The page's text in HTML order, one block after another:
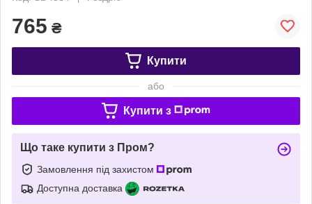
765 ₴
Купити
або
Купити з
Що таке купити з Пром?
Замовлення під захистом
Доступна доставка